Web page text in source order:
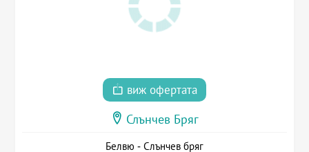
виж офертата
Слънчев Бряг
Белвю - Слънчев бряг